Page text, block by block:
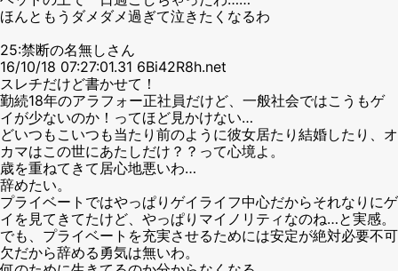
ほんともうダメダメ過ぎて泣きたくなるわ
25:禁断の名無しさん
16/10/18 07:27:01.31 6Bi42R8h.net
スレチだけど書かせて！
勤続18年のアラフォー正社員だけど、一般社会ではこうもゲ
イが少ないのか！ってほど見かけない…
どいつもこいつも当たり前のように彼女居たり結婚したり、オ
カマはこの世にあたしだけ？？って心境よ。
歳を重ねてきて居心地悪いわ…
辞めたい。
プライベートではやっぱりゲイライフ中心だからそれなりにゲ
イを見てきてたけど、やっぱりマイノリティなのね…と実感。
でも、プライベートを充実させるためには安定が絶対必要不可
欠だから辞める勇気は無いわ。